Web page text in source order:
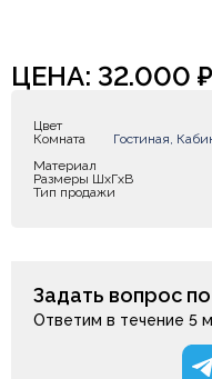
ЦЕНА: 32.000 ₽
Цвет
Комната
Гостиная,
Материал
Размеры ШxГxВ
Тип продажи
Задать вопрос
Ответим в течение 5